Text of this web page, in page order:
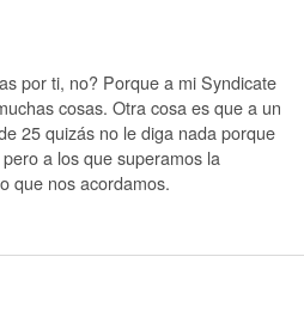
por ti, no? Porque a mi Syndicate
cosas. Otra cosa es que a un
25 quizás no le diga nada porque
a los que superamos la
que nos acordamos.